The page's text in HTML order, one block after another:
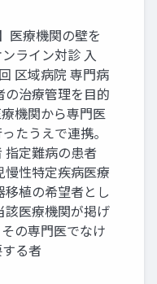
医療機関の壁を
ライン対診 入
区域病院 専門病
の治療管理を目的
機関から専門医
たうえで連携。
指定難病の患者
慢性特定疾病医療
植の希望者とし
該医療機関が掲げ
の専門医でなけ
る者